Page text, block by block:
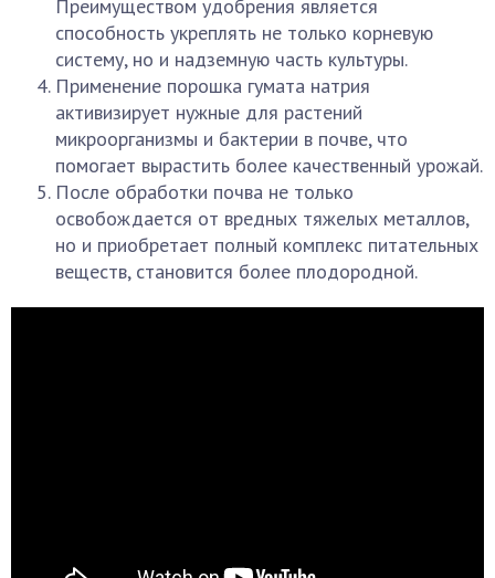
Преимуществом удобрения является
способность укреплять не только корневую
систему, но и надземную часть культуры.
Применение порошка гумата натрия
активизирует нужные для растений
микроорганизмы и бактерии в почве, что
помогает вырастить более качественный урожай.
После обработки почва не только
освобождается от вредных тяжелых металлов,
но и приобретает полный комплекс питательных
веществ, становится более плодородной.